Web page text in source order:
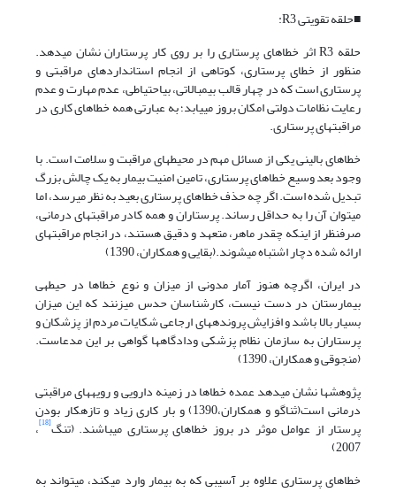
■حلقه تقویتی R3:
حلقه R3 اثر خطاهای پرستاری را بر روی کار پرستاران نشان می­دهد.
منظور از خطای پرستاری، کوتاهی از انجام استانداردهای مراقبتی و
پرستاری است که در چهار قالب بی­مبالاتی، بی­احتیاطی، عدم مهارت و عدم
رعایت نظامات دولتی امکان بروز می­یابد؛ به عبارتی همه خطاهای کاری در
مراقبت­های پرستاری.
خطاهای بالینی یکی از مسائل مهم در محیط­های مراقبت و سلامت است. با
وجود بعد وسیع خطاهای پرستاری، تامین امنیت بیمار به یک چالش بزرگ
تبدیل شده است. اگر چه حذف خطاهای پرستاری بعید به نظر می­رسد، اما
می­توان آن را به حداقل رساند. پرستاران و همه کادر مراقبت­های درمانی،
صرف­نظر از این­که چقدر ماهر، متعهد و دقیق هستند، در انجام مراقبت­های
ارائه شده دچار اشتباه می­شوند.(بقایی و همکاران، 1390)
در ایران، اگرچه هنوز آمار مدونی از میزان و نوع خطاها در حیطه­ی
بیمارستان در دست نیست، کارشناسان حدس می­زنند که این میزان
بسیار بالا باشد و افزایش پرونده­های ارجاعی شکایات مردم از پزشکان و
پرستاران به سازمان نظام پزشکی ودادگاه­ها گواهی بر این مدعاست.
(منجوقی و همکاران، 1390)
پژوهش­ها نشان می­دهد عمده خطاها در زمینه دارویی و رویه­های مراقبتی
درمانی است(ثناگو و همکاران،1390) و بار کاری زیاد و تازه­کار بودن
پرستار از عوامل موثر در بروز خطاهای پرستاری می­باشند. (تنگ[18] ،
2007)
خطاهای پرستاری علاوه بر آسیبی که به بیمار وارد می­کند، می­تواند به